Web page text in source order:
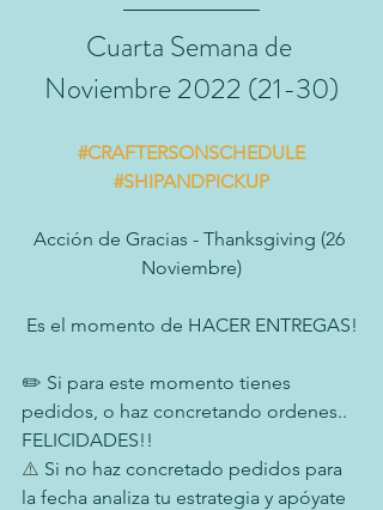
Cuarta Semana de
Noviembre 2022 (21-30)
#CRAFTERSONSCHEDULE
#SHIPANDPICKUP
Acción de Gracias - Thanksgiving (26
Noviembre)
Es el momento de HACER ENTREGAS!
✏️ Si para este momento tienes
pedidos, o haz concretando ordenes..
FELICIDADES!!
⚠️ Si no haz concretado pedidos para
la fecha analiza tu estrategia y apóyate